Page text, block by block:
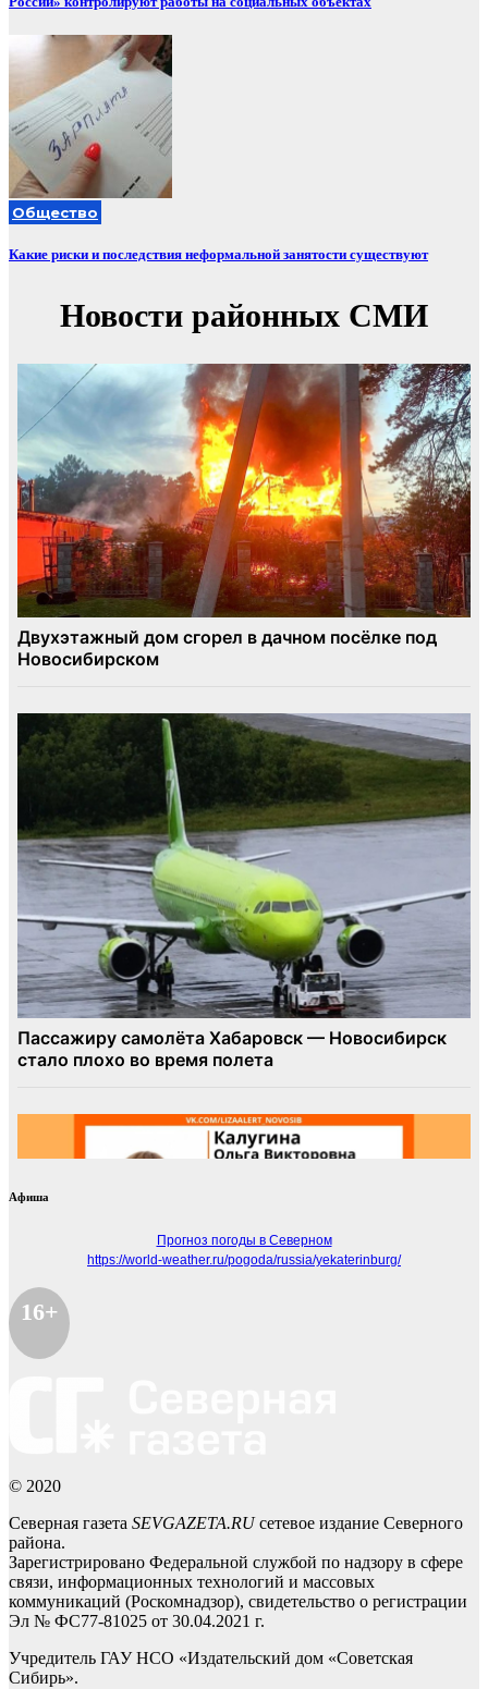
Общество
Какие риски и последствия неформальной занятости существуют
Афиша
Прогноз погоды в Северном
https://world-weather.ru/pogoda/russia/yekaterinburg/
16+
© 2020
Северная газета SEVGAZETA.RUсетевое издание Северного
района.
Зарегистрировано Федеральной службой по надзору в сфере
связи, информационных технологий и массовых
коммуникаций (Роскомнадзор), свидетельство о регистрации
Эл № ФС77-81025 от 30.04.2021 г.
Учредитель ГАУ НСО «Издательский дом «Советская
Сибирь».